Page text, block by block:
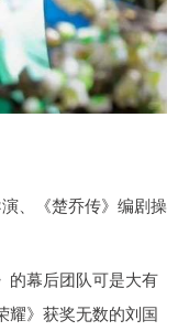
、《楚乔传》编剧操
的幕后团队可是大有
耀》获奖无数的刘国